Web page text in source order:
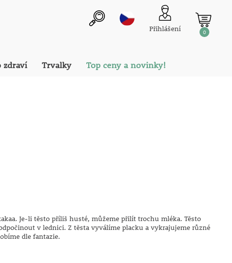
Přihlášení 0
zdraví Trvalky Top ceny a novinky!
Je-li těsto příliš husté, můžeme přilít trochu mléka. Těsto
v lednici. Z těsta vyválíme placku a vykrajujeme různé
dle fantazie.